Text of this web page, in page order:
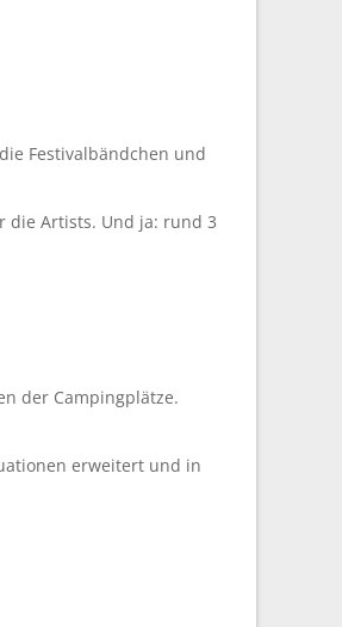
Festivalbändchen und
die Artists. Und ja: rund 3
der Campingplätze.
erweitert und in